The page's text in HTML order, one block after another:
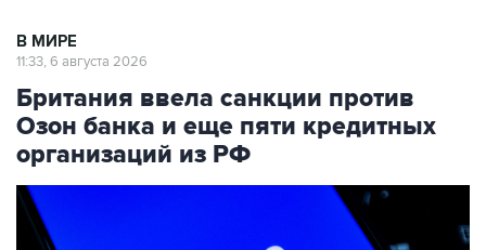
В МИРЕ
11:33, 6 августа 2026
Британия ввела санкции против
Озон банка и еще пяти кредитных
организаций из РФ